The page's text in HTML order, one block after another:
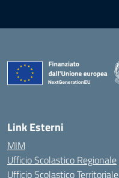
Link Esterni
MIM
Ufficio Scolastico Regionale
Ufficio Scolastico Territoriale